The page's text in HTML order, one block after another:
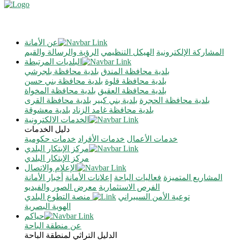
عن الأمانة
الرؤية والرسالة والقيم الهيكل التنظيمي المشاركة الإلكترونية
البلديات المرتبطة
بلدية محافظة بلجرشي بلدية محافظة المندق
بلدية محافظة بني حسن بلدية محافظة قلوة
بلدية محافظة المخواة بلدية محافظة العقيق
بلدية محافظة القرى بلدية بني كبير بلدية محافظة الحجرة
بلدية معشوقة بلدية محافظة غامد الزناد
الخدمات الالكترونية
دليل الخدمات
خدمات حكومية خدمات الأفراد خدمات الأعمال
مركز الإبتكار البلدي
مركز الإبتكار البلدي
الإعلام والاتصال
أخبار الأمانة إعلانات الأمانة فعاليات الباحة المشاريع المتميزة
معرض الصور والفيديو الفرص الاستثمارية
منصة التطوع البلدي
توعية الأمن السيبراني
الهوية البصرية
حياكم
عن منطقة الباحة
الدليل التراثي لمنطقة الباحة